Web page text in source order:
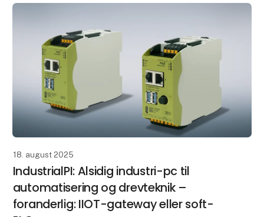
18. august 2025
IndustrialPI: Alsidig industri-pc til
automatisering og drevteknik –
foranderlig: IIOT-gateway eller soft-